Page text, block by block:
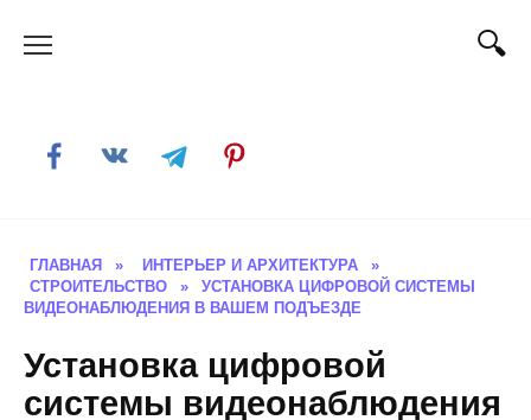
ГЛАВНАЯ » ИНТЕРЬЕР И АРХИТЕКТУРА
»
СТРОИТЕЛЬСТВО
»
УСТАНОВКА ЦИФРОВОЙ СИСТЕМЫ
ВИДЕОНАБЛЮДЕНИЯ В ВАШЕМ ПОДЪЕЗДЕ
Установка цифровой
системы видеонаблюдения